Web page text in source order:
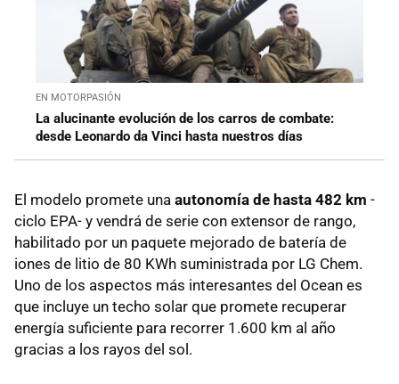
EN MOTORPASIÓN
La alucinante evolución de los carros de combate:
desde Leonardo da Vinci hasta nuestros días
El modelo promete una autonomía de hasta 482 km -
ciclo EPA- y vendrá de serie con extensor de rango,
habilitado por un paquete mejorado de batería de
iones de litio de 80 KWh suministrada por LG Chem.
Uno de los aspectos más interesantes del Ocean es
que incluye un techo solar que promete recuperar
energía suficiente para recorrer 1.600 km al año
gracias a los rayos del sol.